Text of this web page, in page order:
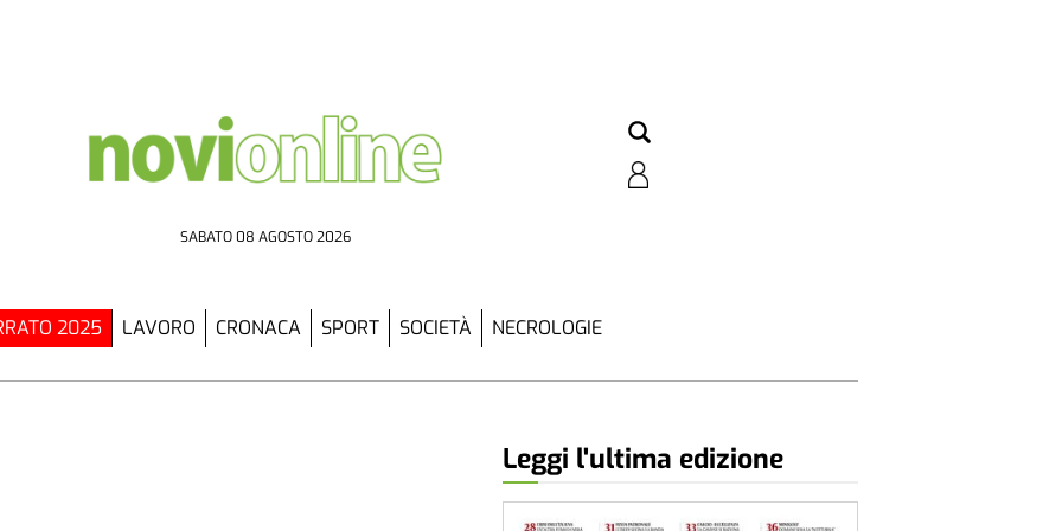
SABATO 08 AGOSTO 2026
2025 LAVORO CRONACA SPORT SOCIETÀ NECROLOGIE
Leggi l'ultima edizione